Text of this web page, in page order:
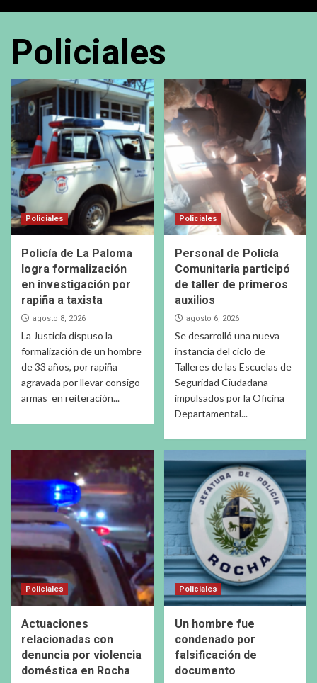
Policiales
Policiales
Policía de La Paloma
logra formalización
en investigación por
rapiña a taxista
agosto 8, 2026
La Justicia dispuso la
formalización de un hombre
de 33 años, por rapiña
agravada por llevar consigo
armas en reiteración...
Policiales
Personal de Policía
Comunitaria participó
de taller de primeros
auxilios
agosto 6, 2026
Se desarrolló una nueva
instancia del ciclo de
Talleres de las Escuelas de
Seguridad Ciudadana
impulsados por la Oficina
Departamental...
Policiales
Actuaciones
relacionadas con
denuncia por violencia
doméstica en Rocha
Policiales
Un hombre fue
condenado por
falsificación de
documento